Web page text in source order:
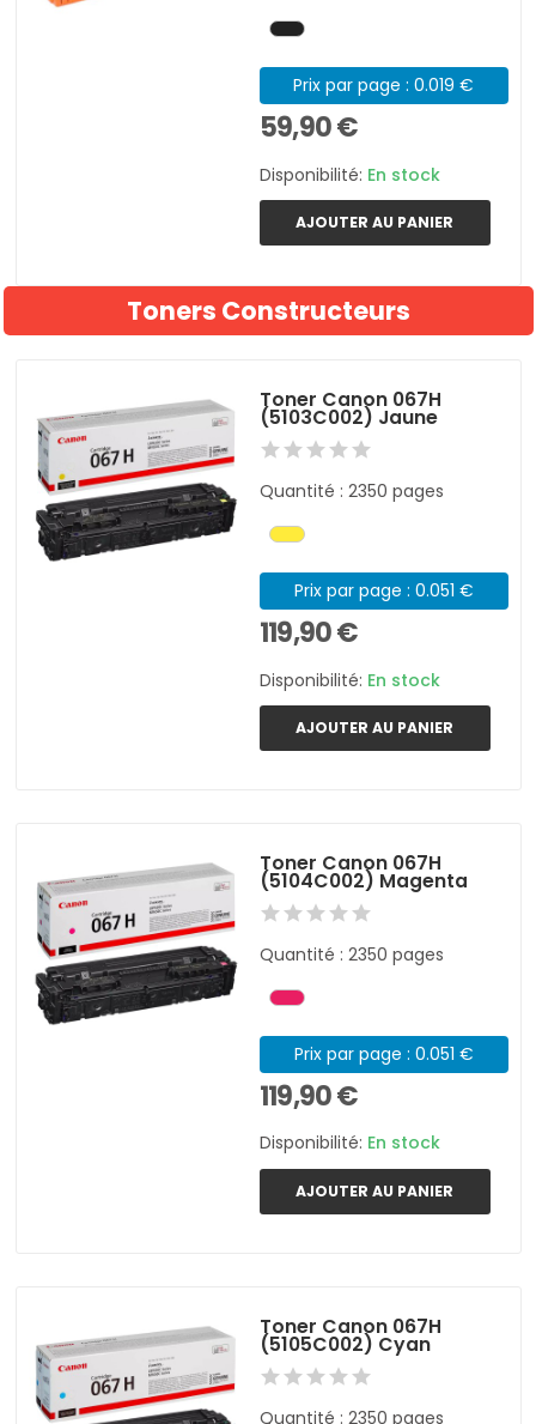
Prix par page : 0.019 €
59,90 €
Disponibilité: En stock
AJOUTER AU PANIER
Toners Constructeurs
Toner Canon 067H
(5103C002) Jaune
Quantité : 2350 pages
Prix par page : 0.051 €
119,90 €
Disponibilité: En stock
AJOUTER AU PANIER
Toner Canon 067H
(5104C002) Magenta
Quantité : 2350 pages
Prix par page : 0.051 €
119,90 €
Disponibilité: En stock
AJOUTER AU PANIER
Toner Canon 067H
(5105C002) Cyan
Quantité : 2350 pages